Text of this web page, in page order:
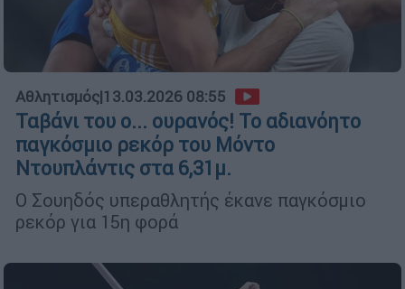
Αθλητισμός|13.03.2026 08:55
Ταβάνι του ο... ουρανός! Το αδιανόητο
παγκόσμιο ρεκόρ του Μόντο
Ντουπλάντις στα 6,31μ.
Ο Σουηδός υπεραθλητής έκανε παγκόσμιο
ρεκόρ για 15η φορά